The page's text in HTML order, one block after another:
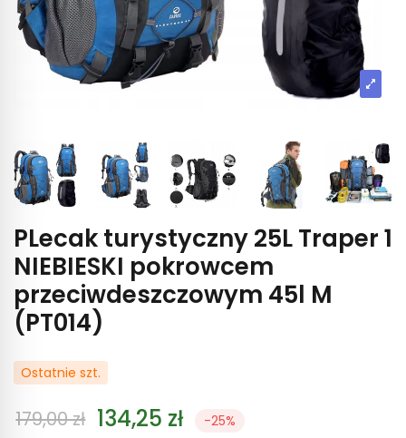
PLecak turystyczny 25L Traper 1
NIEBIESKI pokrowcem
przeciwdeszczowym 45l M
(PT014)
Ostatnie szt.
179,00 zł 134,25 zł -25%